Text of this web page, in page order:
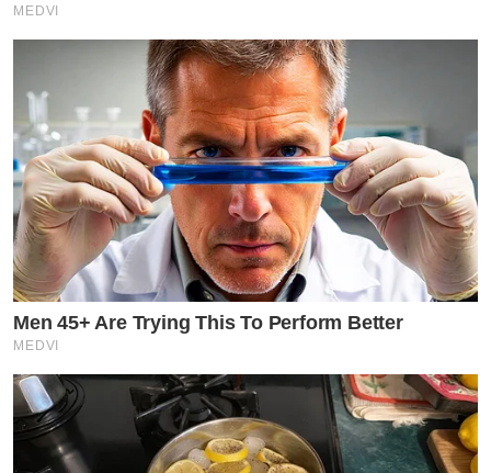
MEDVI
Men 45+ Are Trying This To Perform Better
MEDVI